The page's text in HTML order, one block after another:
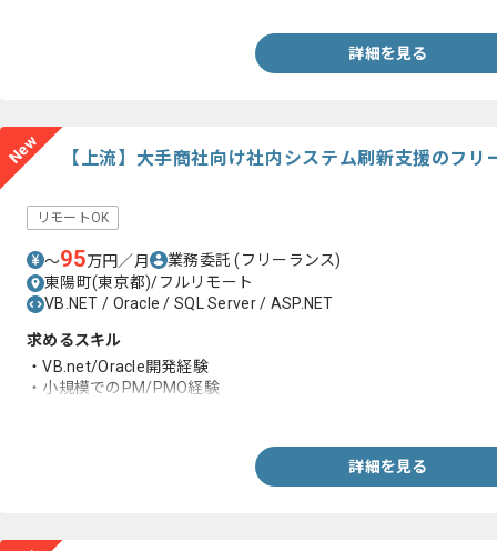
詳細を見る
New 【上流】大手商社向け社内システム刷新支援のフリ
リモートOK
〜95万円／月 業務委託(フリーランス)
東陽町(東京都)/フルリモート
VB.NET / Oracle / SQL Server / ASP.NET
求めるスキル
・VB.net/Oracle開発経験
・小規模でのPM/PMO経験
詳細を見る